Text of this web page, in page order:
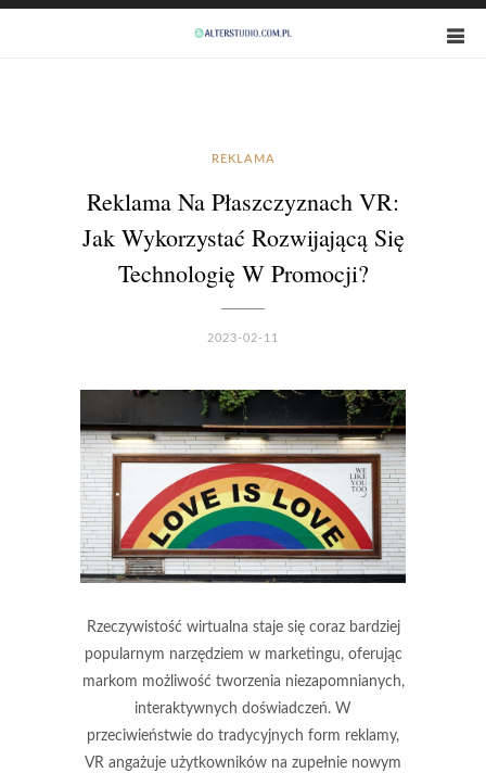
REKLAMA
Reklama Na Płaszczyznach VR:
Jak Wykorzystać Rozwijającą Się
Technologię W Promocji?
2023-02-11
Rzeczywistość wirtualna staje się coraz bardziej
popularnym narzędziem w marketingu, oferując
markom możliwość tworzenia niezapomnianych,
interaktywnych doświadczeń. W
przeciwieństwie do tradycyjnych form reklamy,
VR angażuje użytkowników na zupełnie nowym